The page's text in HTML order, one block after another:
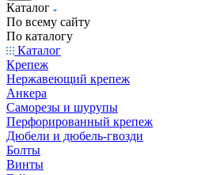
Каталог
По всему сайту
По каталогу
Каталог
Крепеж
Нержавеющий крепеж
Анкера
Саморезы и шурупы
Перфорированный крепеж
Дюбели и дюбель-гвозди
Болты
Винты